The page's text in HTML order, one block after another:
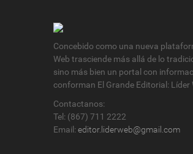
Concebido como una nueva
Web trasciende más allá de lo
sino más bien un portal con
conforman El Grande Editorial: Líder
Contactanos:
Tel: (867) 711 2222
Email: editor.liderweb@gmail.com